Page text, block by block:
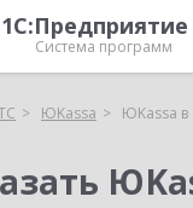
1С:Предприятие
Система программ
ЮKassa ЮKassa в